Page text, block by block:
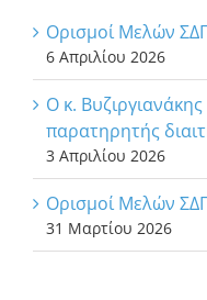
Ορισμοί Μελών
6 Απριλίου 2026
Ο κ.
παρατηρητής
3 Απριλίου 2026
Ορισμοί Μελών
31 Μαρτίου 2026